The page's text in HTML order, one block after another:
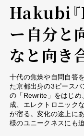
Hakubi『
ー――自分
なと向き
十代の焦燥や自問自答
た京都出身の3ピース
の「Rewrite」をはじめ
成、エレクトロニック
が宿る。変化の途上に
様のユニークネスにも迫